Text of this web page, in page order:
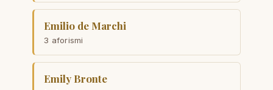
Emilio de Marchi
3 aforismi
Emily Bronte